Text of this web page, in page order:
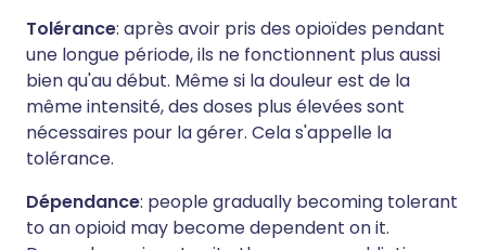
Tolérance: après avoir pris des opioïdes pendant
une longue période, ils ne fonctionnent plus aussi
bien qu'au début. Même si la douleur est de la
même intensité, des doses plus élevées sont
nécessaires pour la gérer. Cela s'appelle la
tolérance.
Dépendance: people gradually becoming tolerant
to an opioid may become dependent on it.